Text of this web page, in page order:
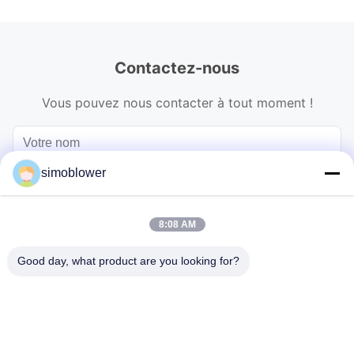
Contactez-nous
Vous pouvez nous contacter à tout moment !
simoblower
8:08 AM
Good day, what product are you looking for?